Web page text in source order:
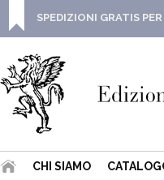
SPEDIZIONI GRATIS
CHI SIAMO